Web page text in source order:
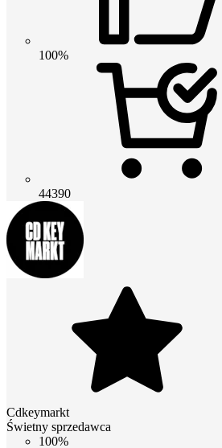
100%
44390
Cdkeymarkt
Świetny sprzedawca
100%